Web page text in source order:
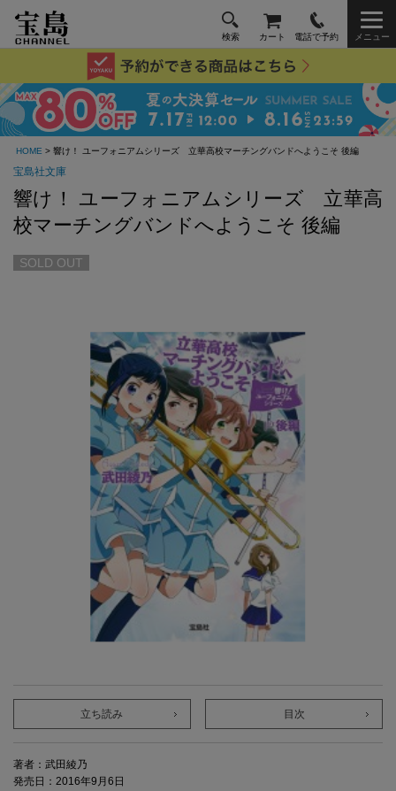
検索 カート 電話で予約 メニュー
HOME > 響け！ ユーフォニアムシリーズ 立華高校マーチングバンドへようこそ 後編
宝島社文庫
響け！ ユーフォニアムシリーズ 立華高
校マーチングバンドへようこそ 後編
SOLD OUT
立ち読み 目次
著者：武田綾乃
発売日：2016年9月6日